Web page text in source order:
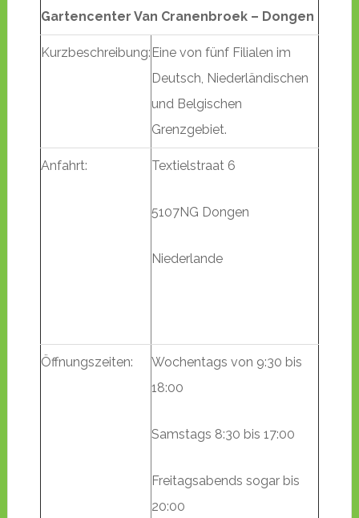
Gartencenter Van Cranenbroek – Dongen
Kurzbeschreibung: Eine von fünf Filialen im
Deutsch, Niederländischen
und Belgischen
Grenzgebiet.
Anfahrt: Textielstraat 6
5107NG Dongen
Niederlande
Öffnungszeiten:
Wochentags von 9:30 bis
18:00
Samstags 8:30 bis 17:00
Freitagsabends sogar bis
20:00